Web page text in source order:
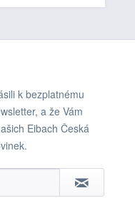
k bezplatnému
a že Vám
Eibach Česká